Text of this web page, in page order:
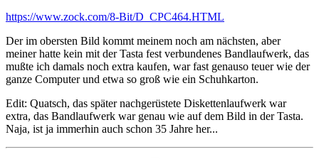
https://www.zock.com/8-Bit/D_CPC464.HTML
Der im obersten Bild kommt meinem noch am nächsten, aber
meiner hatte kein mit der Tasta fest verbundenes Bandlaufwerk, das
mußte ich damals noch extra kaufen, war fast genauso teuer wie der
ganze Computer und etwa so groß wie ein Schuhkarton.
Edit: Quatsch, das später nachgerüstete Diskettenlaufwerk war
extra, das Bandlaufwerk war genau wie auf dem Bild in der Tasta.
Naja, ist ja immerhin auch schon 35 Jahre her...